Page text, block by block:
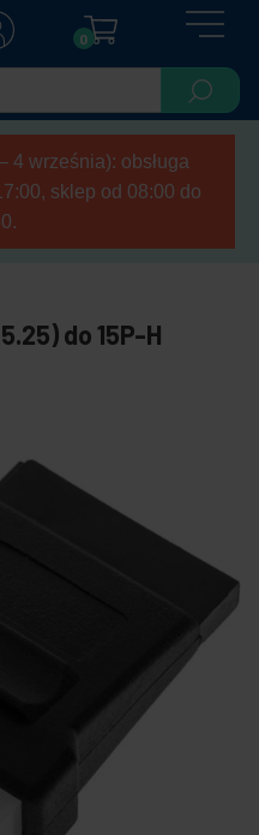
0
4 września): obsługa
sklep od 08:00 do
do 15P-H